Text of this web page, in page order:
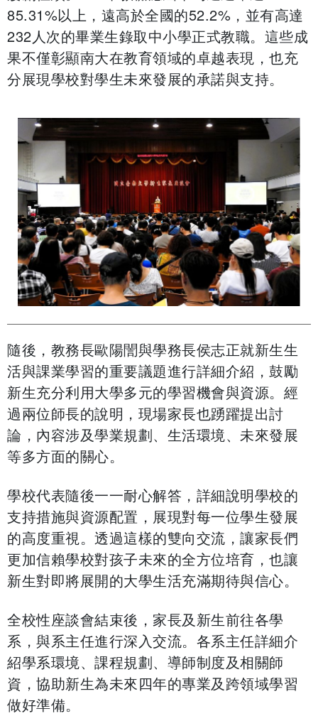
85.31%以上，遠高於全國的52.2%，並有高達
232人次的畢業生錄取中小學正式教職。這些成
果不僅彰顯南大在教育領域的卓越表現，也充
分展現學校對學生未來發展的承諾與支持。
隨後，教務長歐陽誾與學務長侯志正就新生生
活與課業學習的重要議題進行詳細介紹，鼓勵
新生充分利用大學多元的學習機會與資源。經
過兩位師長的說明，現場家長也踴躍提出討
論，內容涉及學業規劃、生活環境、未來發展
等多方面的關心。
學校代表隨後一一耐心解答，詳細說明學校的
支持措施與資源配置，展現對每一位學生發展
的高度重視。透過這樣的雙向交流，讓家長們
更加信賴學校對孩子未來的全方位培育，也讓
新生對即將展開的大學生活充滿期待與信心。
全校性座談會結束後，家長及新生前往各學
系，與系主任進行深入交流。各系主任詳細介
紹學系環境、課程規劃、導師制度及相關師
資，協助新生為未來四年的專業及跨領域學習
做好準備。